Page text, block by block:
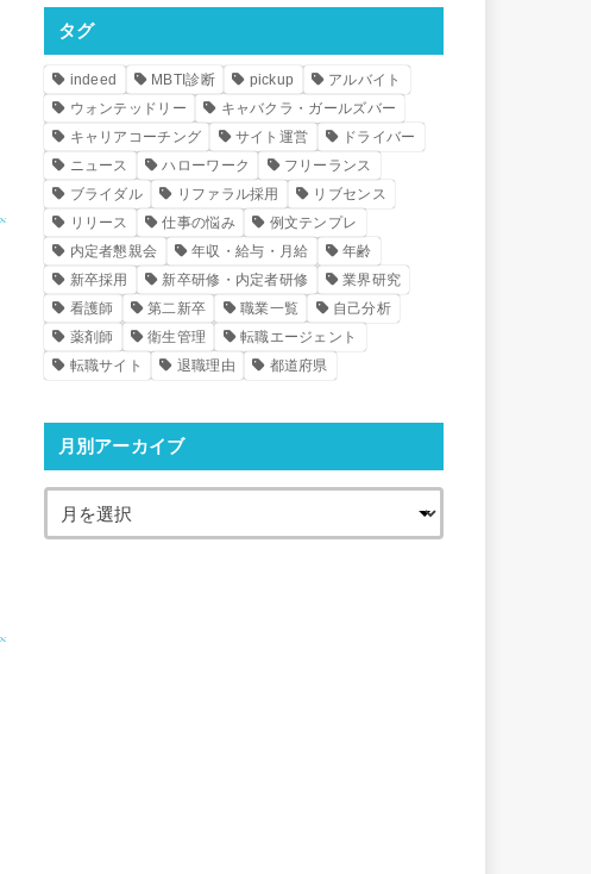
タグ
indeed MBTI診断 pickup
アルバイト
ウォンテッドリー
キャバクラ・ガールズバー
キャリアコーチング
サイト運営
ドライバー
ニュース
ハローワーク
フリーランス
ブライダル
リファラル採用
リブセンス
リリース
仕事の悩み
例文テンプレ
内定者懇親会
年収・給与・月給
年齢
新卒採用
新卒研修・内定者研修
業界研究
看護師
第二新卒 職業一覧
自己分析
薬剤師
衛生管理
転職エージェント
転職サイト
退職理由 都道府県
月別アーカイブ